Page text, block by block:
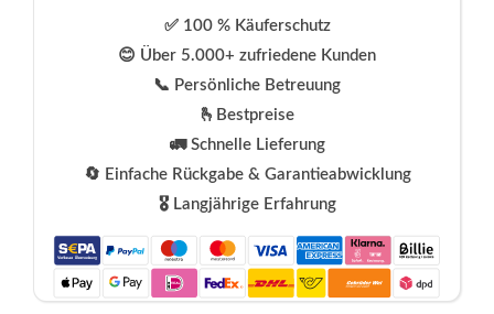
✅ 100 % Käuferschutz
😊 Über 5.000+ zufriedene Kunden
📞 Persönliche Betreuung
🫰Bestpreise
🚛 Schnelle Lieferung
🔄 Einfache Rückgabe & Garantieabwicklung
🎖️ Langjährige Erfahrung